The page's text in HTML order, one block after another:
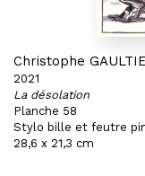
Christophe
2021
La désolation
Planche 58
Stylo bille et feutre
28,6 x 21,3 cm